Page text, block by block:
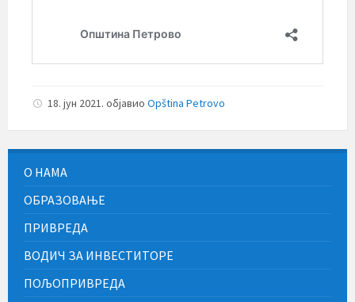
18. јун 2021. објавио Opština Petrovo
О НАМА
ОБРАЗОВАЊЕ
ПРИВРЕДА
ВОДИЧ ЗА ИНВЕСТИТОРЕ
ПОЉОПРИВРЕДА